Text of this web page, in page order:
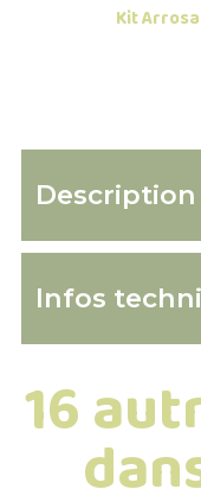
Kit
Infos
16